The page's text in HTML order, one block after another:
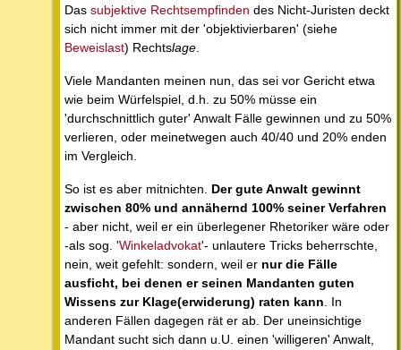
Das subjektive Rechtsempfinden des Nicht-Juristen deckt
sich nicht immer mit der 'objektivierbaren' (siehe
Beweislast) Rechtslage.
Viele Mandanten meinen nun, das sei vor Gericht etwa
wie beim Würfelspiel, d.h. zu 50% müsse ein
'durchschnittlich guter' Anwalt Fälle gewinnen und zu 50%
verlieren, oder meinetwegen auch 40/40 und 20% enden
im Vergleich.
So ist es aber mitnichten. Der gute Anwalt gewinnt
zwischen 80% und annähernd 100% seiner Verfahren
- aber nicht, weil er ein überlegener Rhetoriker wäre oder
-als sog. 'Winkeladvokat'- unlautere Tricks beherrschte,
nein, weit gefehlt: sondern, weil er nur die Fälle
ausficht, bei denen er seinen Mandanten guten
Wissens zur Klage(erwiderung) raten kann. In
anderen Fällen dagegen rät er ab. Der uneinsichtige
Mandant sucht sich dann u.U. einen 'willigeren' Anwalt,